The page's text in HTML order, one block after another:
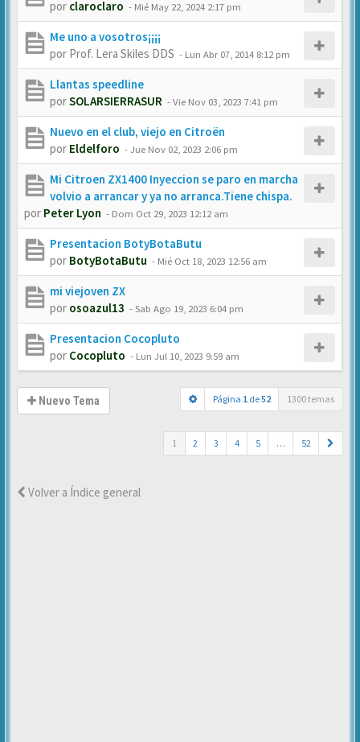
por claroclaro - Mié May 22, 2024 2:17 pm
Me uno a vosotros¡¡¡¡
por Prof. Lera Skiles DDS - Lun Abr 07, 2014 8:12 pm
Llantas speedline
porSOLARSIERRASUR -Vie Nov 03, 2023 7:41 pm
Nuevo en el club, viejo en Citroën
por Eldelforo -Jue Nov 02, 2023 2:06 pm
Mi Citroen ZX1400 Inyeccion se paro en marcha
volvio a arrancar y ya no arranca.Tiene chispa.
por Peter Lyon - Dom Oct 29, 2023 12:12 am
Presentacion BotyBotaButu
por BotyBotaButu - Mié Oct 18, 2023 12:56 am
mi viejoven ZX
por osoazul13 -Sab Ago 19, 2023 6:04 pm
Presentacion Cocopluto
por Cocopluto - Lun Jul 10, 2023 9:59 am
Nuevo Tema Página 1 de52 1300 temas
1 2 3 4 5 … 52
Volver a Índice general